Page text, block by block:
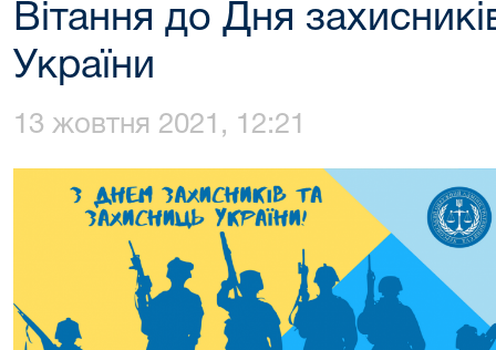
Вітання до Дня
України
13 жовтня 2021, 12:21